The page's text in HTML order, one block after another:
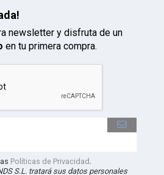
newsletter y disfruta de un
en tu primera compra.
Políticas de Privacidad
S.L. tratará sus datos personales